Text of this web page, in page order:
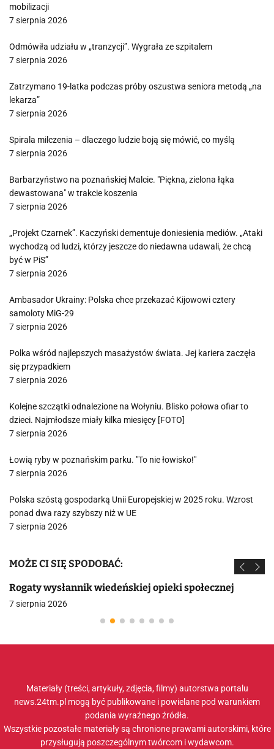
mobilizacji
7 sierpnia 2026
Odmówiła udziału w „tranzycji”. Wygrała ze szpitalem
7 sierpnia 2026
Zatrzymano 19-latka podczas próby oszustwa seniora metodą „na
lekarza”
7 sierpnia 2026
Spirala milczenia – dlaczego ludzie boją się mówić, co myślą
7 sierpnia 2026
Barbarzyństwo na poznańskiej Malcie. "Piękna, zielona łąka
dewastowana" w trakcie koszenia
7 sierpnia 2026
„Projekt Czarnek”. Kaczyński dementuje doniesienia mediów. „Ataki
wychodzą od ludzi, którzy jeszcze do niedawna udawali, że chcą
być w PiS”
7 sierpnia 2026
Ambasador Ukrainy: Polska chce przekazać Kijowowi cztery
samoloty MiG-29
7 sierpnia 2026
Polka wśród najlepszych masażystów świata. Jej kariera zaczęła
się przypadkiem
7 sierpnia 2026
Kolejne szczątki odnalezione na Wołyniu. Blisko połowa ofiar to
dzieci. Najmłodsze miały kilka miesięcy [FOTO]
7 sierpnia 2026
Łowią ryby w poznańskim parku. "To nie łowisko!"
7 sierpnia 2026
Polska szóstą gospodarką Unii Europejskiej w 2025 roku. Wzrost
ponad dwa razy szybszy niż w UE
7 sierpnia 2026
MOŻE CI SIĘ SPODOBAĆ:
Rogaty wysłannik wiedeńskiej opieki społecznej
7 sierpnia 2026
Materiały (treści, artykuły, zdjęcia, filmy) autorstwa portalu
news.24tm.pl mogą być publikowane i powielane pod warunkiem
podania wyraźnego źródła.
Wszystkie pozostałe materiały są chronione prawami autorskimi, które
przysługują poszczególnym twórcom i wydawcom.